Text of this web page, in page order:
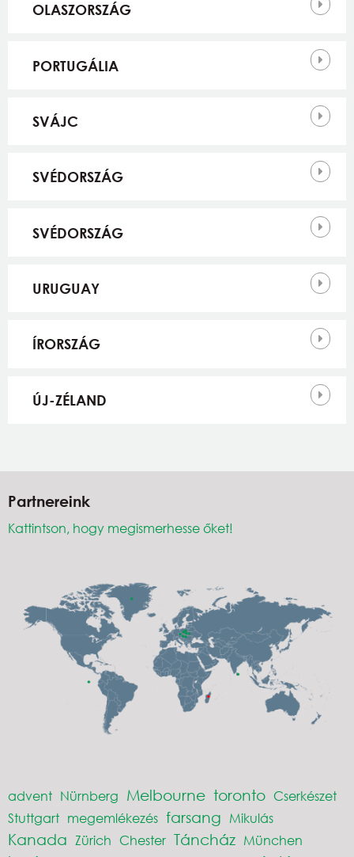
OLASZORSZÁG
PORTUGÁLIA
SVÁJC
SVÉDORSZÁG
SVÉDORSZÁG
URUGUAY
ÍRORSZÁG
ÚJ-ZÉLAND
Partnereink
Kattintson, hogy megismerhesse őket!
advent Nürnberg Melbourne toronto Cserkészet
Stuttgart megemlékezés farsang Mikulás
Kanada Zürich Chester Táncház München